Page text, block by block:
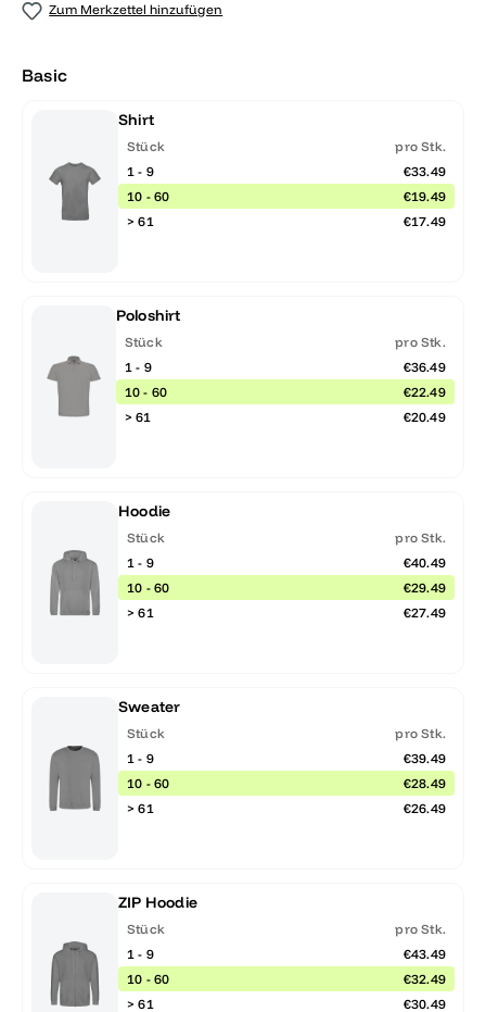
Zum Merkzettel hinzufügen
Basic
Shirt
Stück
pro Stk.
1 - 9
€33.49
10 - 60
€19.49
> 61
€17.49
Poloshirt
Stück
pro Stk.
1 - 9
€36.49
10 - 60
€22.49
> 61
€20.49
Hoodie
Stück
pro Stk.
1 - 9
€40.49
10 - 60
€29.49
> 61
€27.49
Sweater
Stück
pro Stk.
1 - 9
€39.49
10 - 60
€28.49
> 61
€26.49
ZIP Hoodie
Stück
pro Stk.
1 - 9
€43.49
10 - 60
€32.49
> 61
€30.49